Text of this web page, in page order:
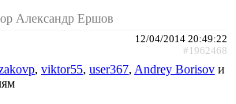
Александр Ершов
12/04/2014 20:49:22
#1962468
, viktor55, user367, Andrey Borisov и